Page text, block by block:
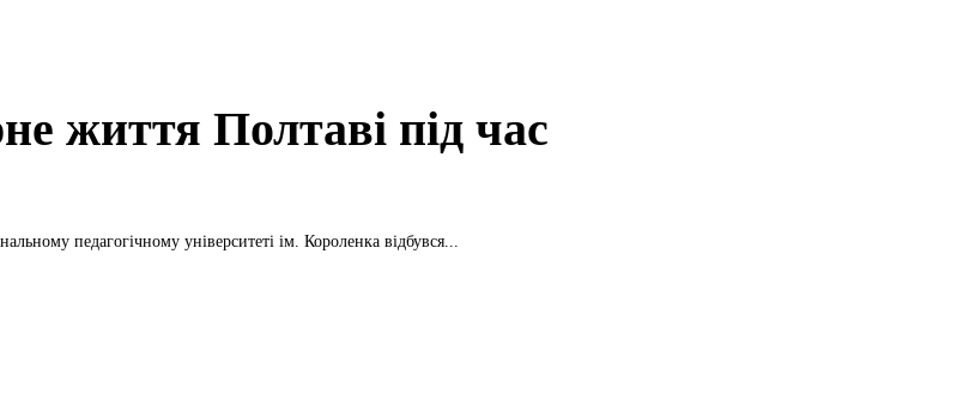
життя Полтаві під час
педагогічному університеті ім. Короленка відбувся...